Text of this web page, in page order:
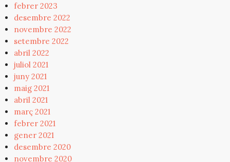
febrer 2023
desembre 2022
novembre 2022
setembre 2022
abril 2022
juliol 2021
juny 2021
maig 2021
abril 2021
març 2021
febrer 2021
gener 2021
desembre 2020
novembre 2020